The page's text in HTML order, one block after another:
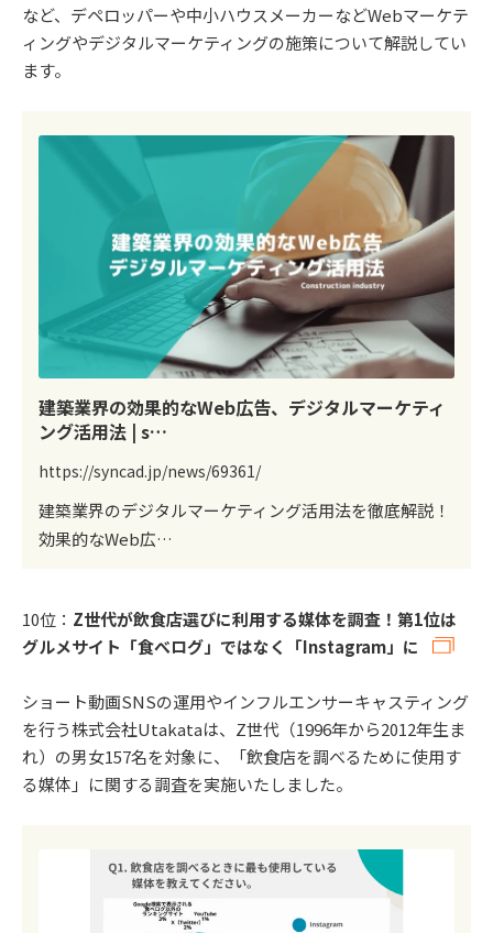
など、デペロッパーや中小ハウスメーカーなどWebマーケテ
ィングやデジタルマーケティングの施策について解説してい
ます。
建築業界の効果的なWeb広告、デジタルマーケティ
ング活用法 | s…
https://syncad.jp/news/69361/
建築業界のデジタルマーケティング活用法を徹底解説！
効果的なWeb広…
10位： Z世代が飲食店選びに利用する媒体を調査！第1位は
グルメサイト「食べログ」ではなく「Instagram」に
ショート動画SNSの運用やインフルエンサーキャスティング
を行う株式会社Utakataは、Z世代（1996年から2012年生ま
れ）の男女157名を対象に、「飲食店を調べるために使用す
る媒体」に関する調査を実施いたしました。